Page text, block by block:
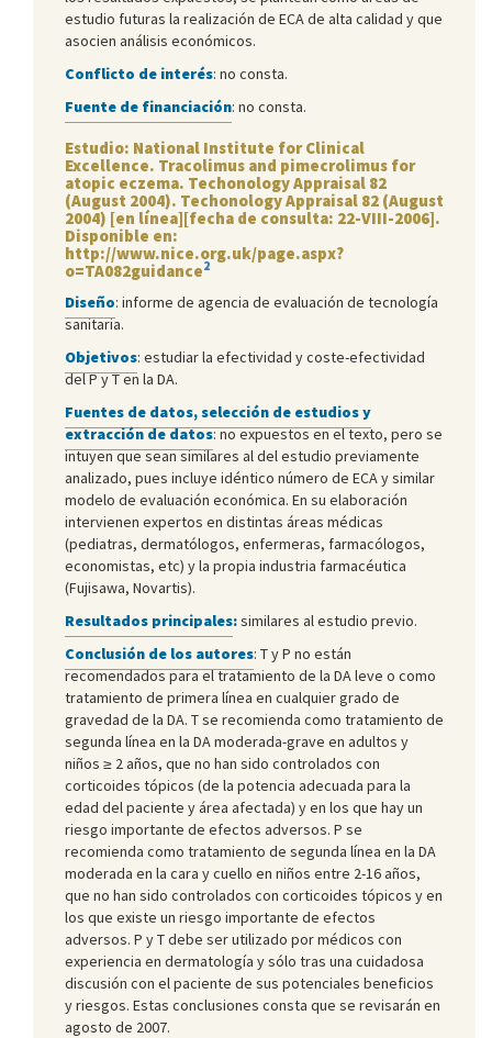
estudio futuras la realización de ECA de alta calidad y que
asocien análisis económicos.
Conflicto de interés: no consta.
Fuente de financiación: no consta.
Estudio: National Institute for Clinical
Excellence. Tracolimus and pimecrolimus for
atopic eczema. Techonology Appraisal 82
(August 2004). Techonology Appraisal 82 (August
2004) [en línea][fecha de consulta: 22-VIII-2006].
Disponible en:
http://www.nice.org.uk/page.aspx?
o=TA082guidance2
Diseño: informe de agencia de evaluación de tecnología
sanitaria.
Objetivos: estudiar la efectividad y coste-efectividad
del P y T en la DA.
Fuentes de datos, selección de estudios y
extracción de datos: no expuestos en el texto, pero se
intuyen que sean similares al del estudio previamente
analizado, pues incluye idéntico número de ECA y similar
modelo de evaluación económica. En su elaboración
intervienen expertos en distintas áreas médicas
(pediatras, dermatólogos, enfermeras, farmacólogos,
economistas, etc) y la propia industria farmacéutica
(Fujisawa, Novartis).
Resultados principales:similares al estudio previo.
Conclusión de los autores: T y P no están
recomendados para el tratamiento de la DA leve o como
tratamiento de primera línea en cualquier grado de
gravedad de la DA. T se recomienda como tratamiento de
segunda línea en la DA moderada-grave en adultos y
niños ≥ 2 años, que no han sido controlados con
corticoides tópicos (de la potencia adecuada para la
edad del paciente y área afectada) y en los que hay un
riesgo importante de efectos adversos. P se
recomienda como tratamiento de segunda línea en la DA
moderada en la cara y cuello en niños entre 2-16 años,
que no han sido controlados con corticoides tópicos y en
los que existe un riesgo importante de efectos
adversos. P y T debe ser utilizado por médicos con
experiencia en dermatología y sólo tras una cuidadosa
discusión con el paciente de sus potenciales beneficios
y riesgos. Estas conclusiones consta que se revisarán en
agosto de 2007.